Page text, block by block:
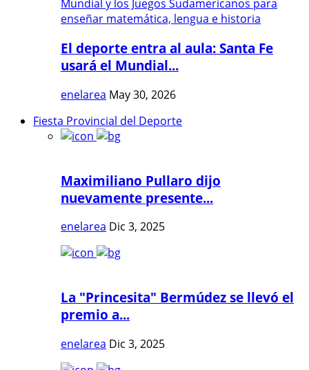
El deporte entra al aula: Santa Fe
usará el Mundial...
enelarea May 30, 2026
Fiesta Provincial del Deporte
Maximiliano Pullaro dijo
nuevamente presente...
enelarea Dic 3, 2025
La "Princesita" Bermúdez se llevó el
premio a...
enelarea Dic 3, 2025